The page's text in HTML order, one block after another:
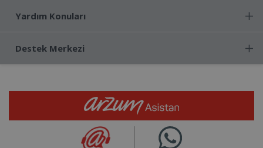
Yardım Konuları
Destek Merkezi